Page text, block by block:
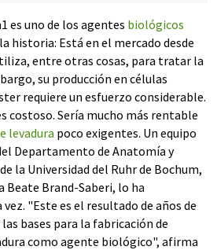
es uno de los agentes biológicos
historia: Está en el mercado desde
entre otras cosas, para tratar la
su producción en células
requiere un esfuerzo considerable.
costoso. Sería mucho más rentable
levadura poco exigentes. Un equipo
Departamento de Anatomía y
la Universidad del Ruhr de Bochum,
Brand-Saberi, lo ha
"Este es el resultado de años de
bases para la fabricación de
como agente biológico", afirma